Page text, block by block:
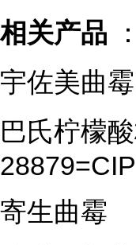
相关产品 ：
宇佐美曲
巴氏柠檬
寄生曲霉